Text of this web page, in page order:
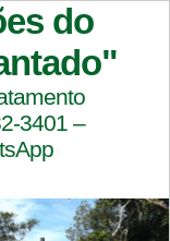
do
3401 –